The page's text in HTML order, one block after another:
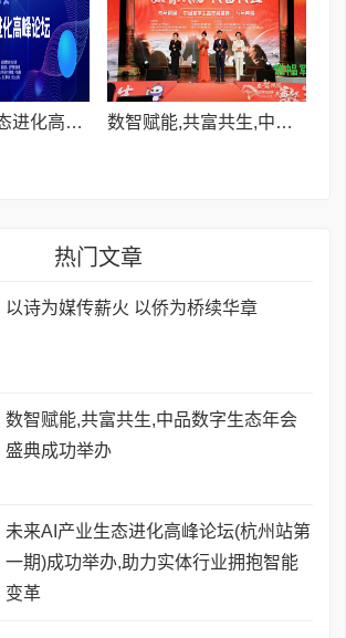
未来AI产业生态进化高峰论坛(杭州站第一期)成功举办,助力实体行业拥抱智能变革 数智赋能,共富共生,中品数字生态年会盛典成功举办
热门文章
以诗为媒传薪火 以侨为桥续华章
数智赋能,共富共生,中品数字生态年会
盛典成功举办
未来AI产业生态进化高峰论坛(杭州站第
一期)成功举办,助力实体行业拥抱智能
变革